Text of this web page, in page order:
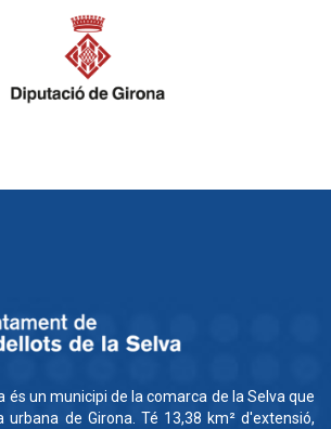
és un municipi de la comarca de la Selva que
de Girona. Té 13,38 km² d'extensió,